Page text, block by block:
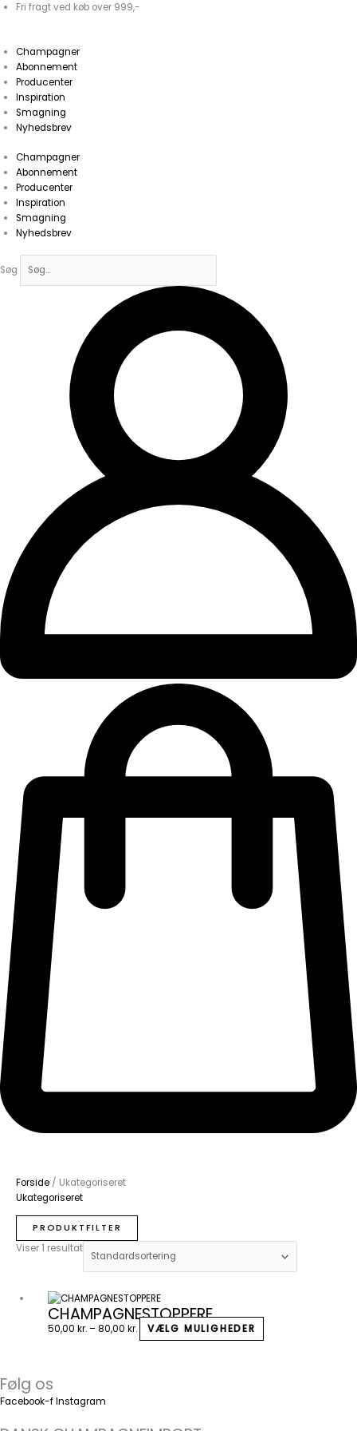
Gå
Fri fragt ved køb over 999,-
Champagner
Abonnement
Producenter
Inspiration
Smagning
Nyhedsbrev
Champagner
Abonnement
Producenter
Inspiration
Smagning
Nyhedsbrev
Søg
Forside / Ukategoriseret
Ukategoriseret
PRODUKTFILTER
Viser 1 resultat
CHAMPAGNESTOPPERE
50,00 kr.–80,00 kr.
Prisinterval:
50,00 kr.
80,00 kr.
VÆLG MULIGHEDER
flere
Følg os
Facebook-fInstagram